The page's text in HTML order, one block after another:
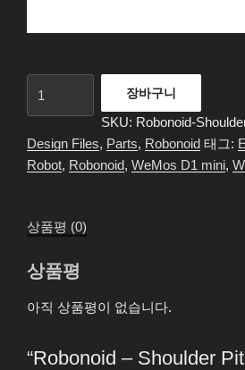
Pitch
-
수
장바구니
SKU: Robonoid-
Design Files, Parts, Robonoid 태그:
Robot, Robonoid, WeMos D1 mini,
상품평 (0)
상품평
아직 상품평이 없습니다.
“Robonoid – Shoulder